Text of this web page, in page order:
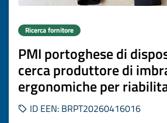
Ricerca fornitore
PMI portoghese di
cerca produttore di
ergonomiche per
ID EEN: BRPT20260416016